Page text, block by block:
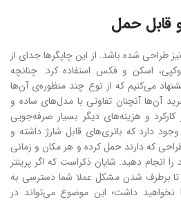
قابل حمل
طراحی شده باشد. از این چاپگرها جدای از
اسکن و فکس استفاده کرد. چنانچه
می‌کنیم که از نوع چند منظوره‌ی آن‌ها
آن‌ها آنچنان تفاوتی با مدل‌های ساده و
کارکرد و هزینه‌های دیگر بسیار صرفه‌جویی
دارد که باتری‌های قابل شارژ داشته و
که دارند حمل کرده و هر مکان و زمانی
انجام دهید. شایان ذکراست که اگر پرینتر
تا برطرف شدن مشکل عملا شما دسترسی به
نخواهید داشت؛ این موضوع می‌تواند در